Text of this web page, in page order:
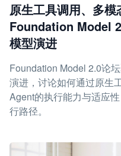
原生工具调用、多模
Foundation Model
模型演进
Foundation Model 2.0论
演进，讨论如何通过原生
Agent的执行能力与适应
行路径。